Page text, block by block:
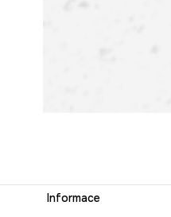
Informace